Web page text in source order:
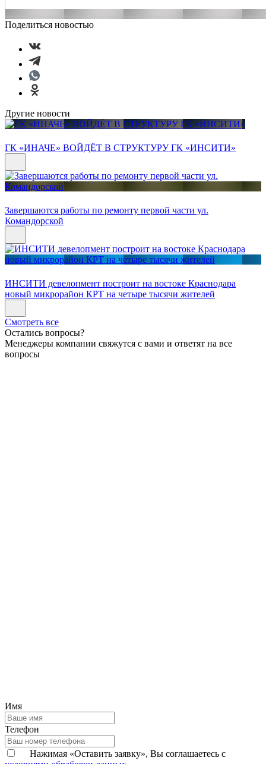
Поделиться новостью
Другие новости
ГК «ИНАЧЕ» ВОЙДЁТ В СТРУКТУРУ ГК «ИНСИТИ»
Завершаются работы по ремонту первой части ул.
Командорской
ИНСИТИ девелопмент построит на востоке Краснодара
новый микрорайон КРТ на четыре тысячи жителей
Смотреть все
Остались вопросы?
Менеджеры компании свяжутся с вами и ответят на все
вопросы
Имя
Телефон
Нажимая «Оставить заявку», Вы соглашаетесь с